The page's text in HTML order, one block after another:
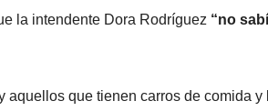
la intendente Dora Rodríguez “no
aquellos que tienen carros de comida y